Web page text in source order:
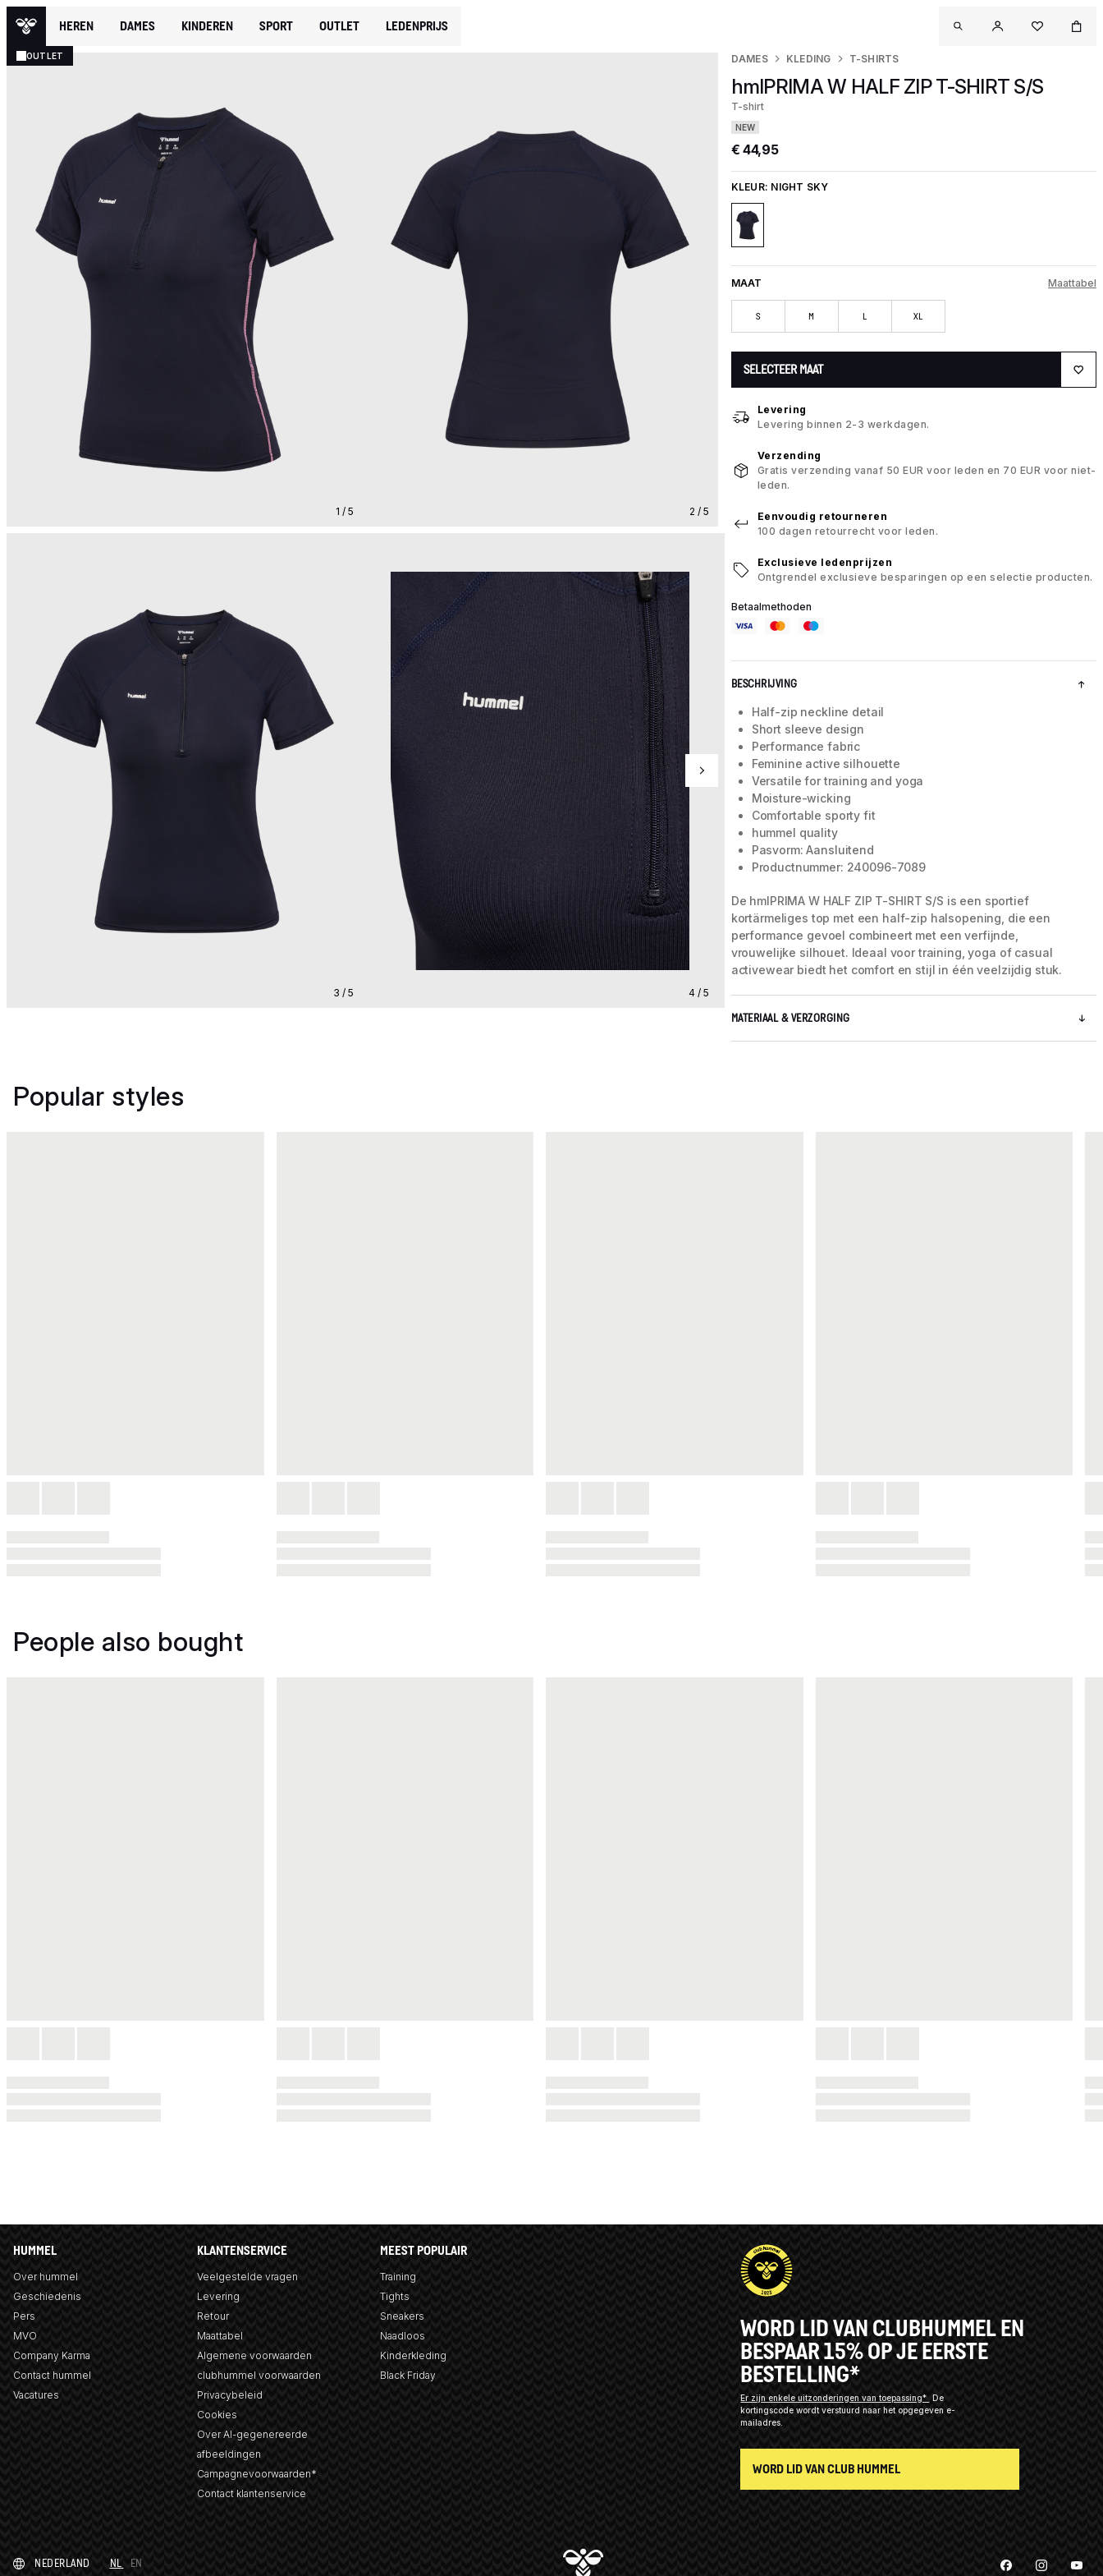
HEREN DAMES KINDEREN SPORT OUTLET LEDENPRIJS
OUTLET
1 / 5 2 / 5
3 / 5 4 / 5 5 / 5
DAMES KLEDING T-SHIRTS
hmlPRIMA W HALF ZIP T-SHIRT S/S
T-shirt
NEW
€ 44,95
KLEUR: NIGHT SKY
MAAT Maattabel
S M L XL
SELECTEER MAAT
Levering
Levering binnen 2-3 werkdagen.
Verzending
Gratis verzending vanaf 50 EUR voor leden en 70 EUR voor niet-
leden.
Eenvoudig retourneren
100 dagen retourrecht voor leden.
Exclusieve ledenprijzen
Ontgrendel exclusieve besparingen op een selectie producten.
Betaalmethoden
BESCHRIJVING
Half-zip neckline detail
Short sleeve design
Performance fabric
Feminine active silhouette
Versatile for training and yoga
Moisture-wicking
Comfortable sporty fit
hummel quality
Pasvorm: Aansluitend
Productnummer: 240096-7089
De hmlPRIMA W HALF ZIP T-SHIRT S/S is een sportief
kortärmeliges top met een half-zip halsopening, die een
performance gevoel combineert met een verfijnde,
vrouwelijke silhouet. Ideaal voor training, yoga of casual
activewear biedt het comfort en stijl in één veelzijdig stuk.
MATERIAAL & VERZORGING
Popular styles
People also bought
HUMMEL
Over hummel
Geschiedenis
Pers
MVO
Company Karma
Contact hummel
Vacatures
KLANTENSERVICE
Veelgestelde vragen
Levering
Retour
Maattabel
Algemene voorwaarden
clubhummel voorwaarden
Privacybeleid
Cookies
Over AI-gegenereerde
afbeeldingen
Campagnevoorwaarden*
Contact klantenservice
MEEST POPULAIR
Training
Tights
Sneakers
Naadloos
Kinderkleding
Black Friday
WORD LID VAN CLUBHUMMEL EN
BESPAAR 15% OP JE EERSTE
BESTELLING*
Er zijn enkele uitzonderingen van toepassing*
De
kortingscode wordt verstuurd naar het opgegeven e-
mailadres.
WORD LID VAN CLUB HUMMEL
NEDERLAND NL EN